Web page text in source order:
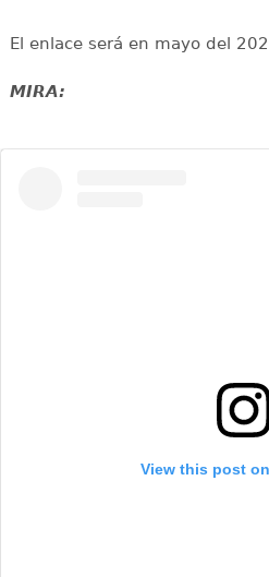
El enlace será en mayo del
MIRA:
View this post